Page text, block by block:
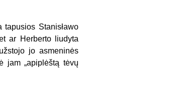
Stanisławo
ar Herberto liudyta
jo asmeninės
jam „apiplėštą tėvų